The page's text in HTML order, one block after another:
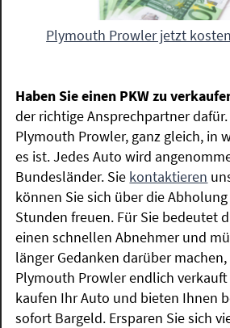
Plymouth Prowler jetzt
Haben Sie einen PKW zu
der richtige Ansprechpartner
Plymouth Prowler, ganz gleich, in
es ist. Jedes Auto wird
Bundesländer. Sie kontaktieren
können Sie sich über die
Stunden freuen. Für Sie bedeutet
einen schnellen Abnehmer und
länger Gedanken darüber
Plymouth Prowler endlich
kaufen Ihr Auto und bieten Ihnen
sofort Bargeld. Ersparen Sie sich